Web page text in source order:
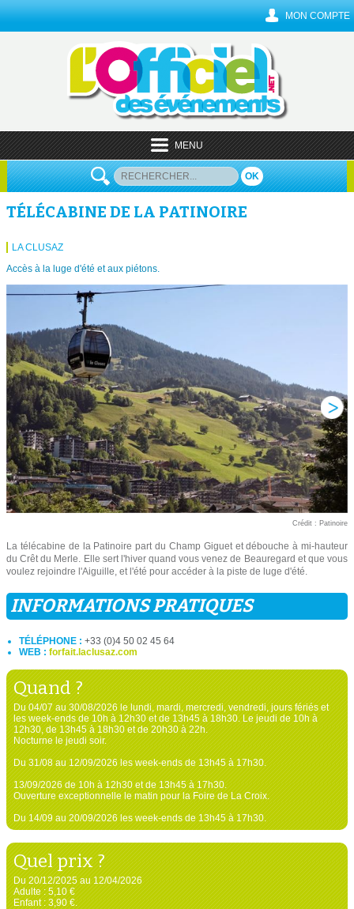
MON COMPTE
MENU
OK
TÉLÉCABINE DE LA PATINOIRE
LA CLUSAZ
Accès à la luge d'été et aux piétons.
Crédit : Patinoire
La télécabine de la Patinoire part du Champ Giguet et débouche à mi-hauteur
du Crêt du Merle. Elle sert l'hiver quand vous venez de Beauregard et que vous
voulez rejoindre l'Aiguille, et l'été pour accéder à la piste de luge d'été.
INFORMATIONS PRATIQUES
TÉLÉPHONE : +33 (0)4 50 02 45 64
WEB : forfait.laclusaz.com
Quand ?
Du 04/07 au 30/08/2026 le lundi, mardi, mercredi, vendredi, jours fériés et
les week-ends de 10h à 12h30 et de 13h45 à 18h30. Le jeudi de 10h à
12h30, de 13h45 à 18h30 et de 20h30 à 22h.
Nocturne le jeudi soir.
Du 31/08 au 12/09/2026 les week-ends de 13h45 à 17h30.
13/09/2026 de 10h à 12h30 et de 13h45 à 17h30.
Ouverture exceptionnelle le matin pour la Foire de La Croix.
Du 14/09 au 20/09/2026 les week-ends de 13h45 à 17h30.
Quel prix ?
Du 20/12/2025 au 12/04/2026
Adulte : 5,10 €
Enfant : 3,90 €.